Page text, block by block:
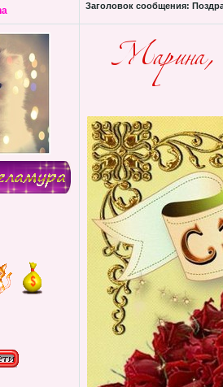
Заголовок сообщения: